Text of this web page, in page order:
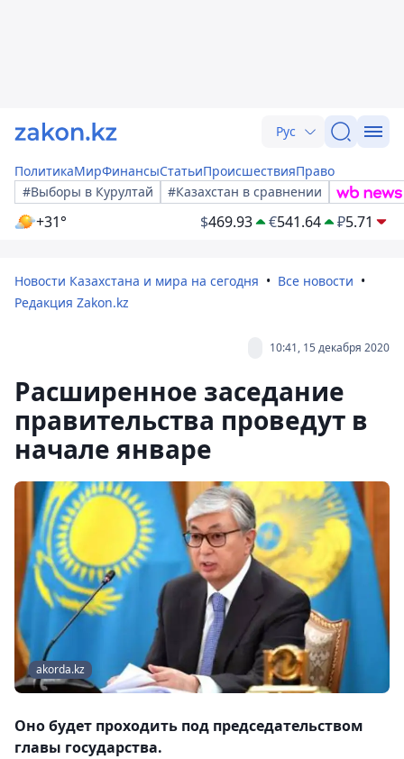
Рус
ПолитикаМирФинансыСтатьиПроисшествияПраво
#Выборы в Курултай
#Казахстан в сравнении
+31° $469.93 €541.64 ₽5.71
Новости Казахстана и мира на сегодня
Все новости
Редакция Zakon.kz
10:41, 15 декабря 2020
Расширенное заседание
правительства проведут в
начале январе
akorda.kz
Оно будет проходить под председательством
главы государства.